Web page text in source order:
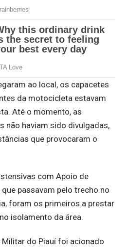
ao local, os capacetes
da motocicleta estavam
Até o momento, as
não haviam sido divulgadas,
que provocaram o
com Apoio de
passavam pelo trecho no
foram os primeiros a prestar
isolamento da área.
do Piauí foi acionado